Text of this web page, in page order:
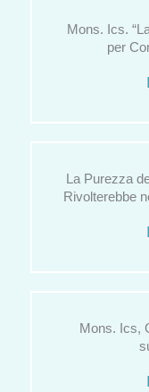
Mons. Ics.
per
La Purezza
Rivolterebbe
Mons. Ics,